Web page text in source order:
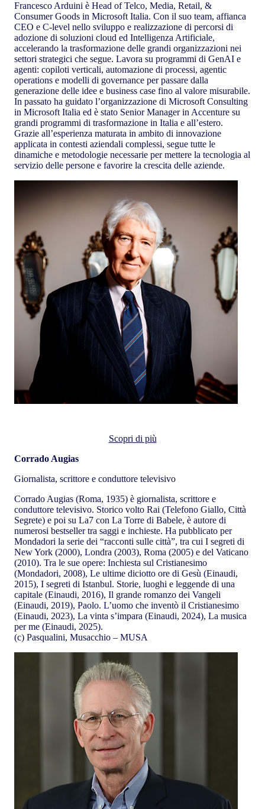
Francesco Arduini è Head of Telco, Media, Retail, &
Consumer Goods in Microsoft Italia. Con il suo team, affianca
CEO e C‑level nello sviluppo e realizzazione di percorsi di
adozione di soluzioni cloud ed Intelligenza Artificiale,
accelerando la trasformazione delle grandi organizzazioni nei
settori strategici che segue. Lavora su programmi di GenAI e
agenti: copiloti verticali, automazione di processi, agentic
operations e modelli di governance per passare dalla
generazione delle idee e business case fino al valore misurabile.
In passato ha guidato l’organizzazione di Microsoft Consulting
in Microsoft Italia ed è stato Senior Manager in Accenture su
grandi programmi di trasformazione in Italia e all’estero.
Grazie all’esperienza maturata in ambito di innovazione
applicata in contesti aziendali complessi, segue tutte le
dinamiche e metodologie necessarie per mettere la tecnologia al
servizio delle persone e favorire la crescita delle aziende.
Scopri di più
Corrado Augias
Giornalista, scrittore e conduttore televisivo
Corrado Augias (Roma, 1935) è giornalista, scrittore e
conduttore televisivo. Storico volto Rai (Telefono Giallo, Città
Segrete) e poi su La7 con La Torre di Babele, è autore di
numerosi bestseller tra saggi e inchieste. Ha pubblicato per
Mondadori la serie dei “racconti sulle città”, tra cui I segreti di
New York (2000), Londra (2003), Roma (2005) e del Vaticano
(2010). Tra le sue opere: Inchiesta sul Cristianesimo
(Mondadori, 2008), Le ultime diciotto ore di Gesù (Einaudi,
2015), I segreti di Istanbul. Storie, luoghi e leggende di una
capitale (Einaudi, 2016), Il grande romanzo dei Vangeli
(Einaudi, 2019), Paolo. L’uomo che inventò il Cristianesimo
(Einaudi, 2023), La vinta s’impara (Einaudi, 2024), La musica
per me (Einaudi, 2025).
(c) Pasqualini, Musacchio – MUSA